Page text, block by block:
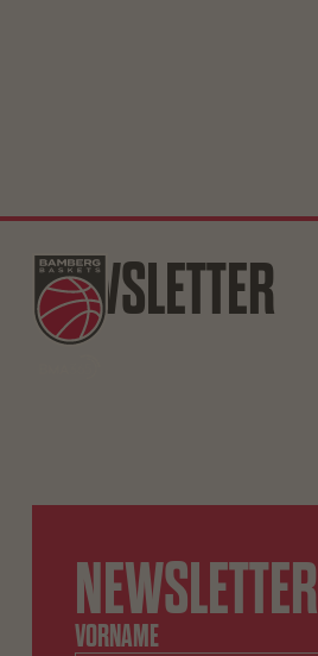
NEWSLETTER
NEWSLETTER
VORNAME